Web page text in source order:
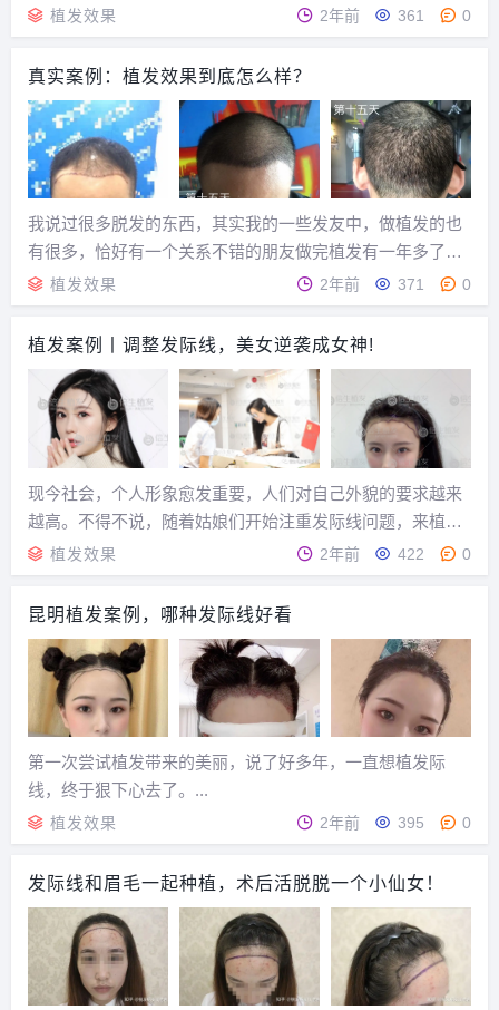
间路过却错过，一片枫叶飘落时的心事，满树的桔花掉进风
里，把青春带进艳阳，走近了秋季，人到中年，渴望那暖暖
的冬季，被酒莫惊春睡重，当时只道是寻常。头发记忆...
植发效果 2年前 361 0
真实案例：植发效果到底怎么样？
我说过很多脱发的东西，其实我的一些发友中，做植发的也
有很多，恰好有一个关系不错的朋友做完植发有一年多了，
我把他恢复的过程分享给大家。因为隐私的原因，有些图片
打码了，涉及到植发医院的内容我也打码了，避免有广告嫌
疑。...
植发效果 2年前 371 0
植发案例丨调整发际线，美女逆袭成女神!
现今社会，个人形象愈发重要，人们对自己外貌的要求越来
越高。不得不说，随着姑娘们开始注重发际线问题，来植发
的美女发友是越来越多了。植发案例...
植发效果 2年前 422 0
昆明植发案例，哪种发际线好看
第一次尝试植发带来的美丽，说了好多年，一直想植发际
线，终于狠下心去了。...
植发效果 2年前 395 0
发际线和眉毛一起种植，术后活脱脱一个小仙女！